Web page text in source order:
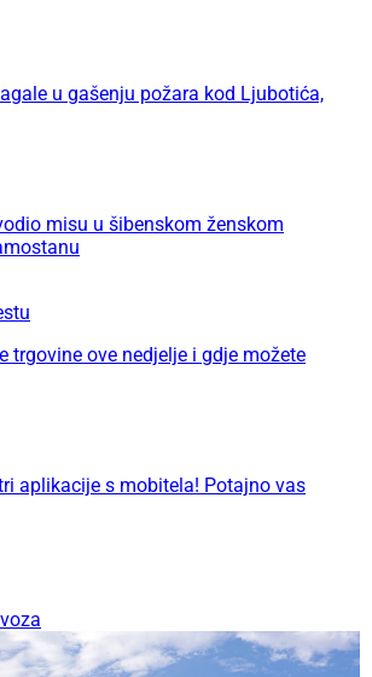
u gašenju požara kod Ljubotića,
misu u šibenskom ženskom
trgovine ove nedjelje i gdje možete
aplikacije s mobitela! Potajno vas